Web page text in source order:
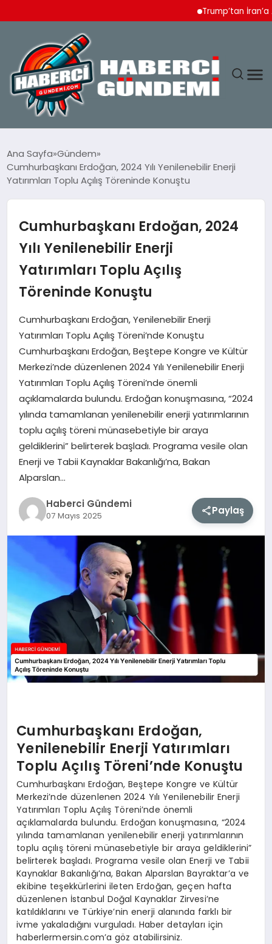
Trump’tan İran’a Ağır
YAŞAM
DÜNYA
EĞITIM
SAĞLIK
TEKNOLOJI
Ana Sayfa Gündem
Cumhurbaşkanı Erdoğan, 2024 Yılı Yenilenebilir Enerji
Yatırımları Toplu Açılış Töreninde Konuştu
Cumhurbaşkanı Erdoğan, 2024
Yılı Yenilenebilir Enerji
Yatırımları Toplu Açılış
Töreninde Konuştu
Cumhurbaşkanı Erdoğan, Yenilenebilir Enerji
Yatırımları Toplu Açılış Töreni’nde Konuştu
Cumhurbaşkanı Erdoğan, Beştepe Kongre ve Kültür
Merkezi’nde düzenlenen 2024 Yılı Yenilenebilir Enerji
Yatırımları Toplu Açılış Töreni’nde önemli
açıklamalarda bulundu. Erdoğan konuşmasına, “2024
yılında tamamlanan yenilenebilir enerji yatırımlarının
toplu açılış töreni münasebetiyle bir araya
geldiklerini” belirterek başladı. Programa vesile olan
Enerji ve Tabii Kaynaklar Bakanlığı’na, Bakan
Alparslan…
Haberci Gündemi
07 Mayıs 2025 Paylaş
Cumhurbaşkanı Erdoğan,
Yenilenebilir Enerji Yatırımları
Toplu Açılış Töreni’nde Konuştu
Cumhurbaşkanı Erdoğan, Beştepe Kongre ve Kültür
Merkezi’nde düzenlenen 2024 Yılı Yenilenebilir Enerji
Yatırımları Toplu Açılış Töreni’nde önemli
açıklamalarda bulundu. Erdoğan konuşmasına, “2024
yılında tamamlanan yenilenebilir enerji yatırımlarının
toplu açılış töreni münasebetiyle bir araya geldiklerini”
belirterek başladı. Programa vesile olan Enerji ve Tabii
Kaynaklar Bakanlığı’na, Bakan Alparslan Bayraktar’a ve
ekibine teşekkürlerini ileten Erdoğan, geçen hafta
düzenlenen İstanbul Doğal Kaynaklar Zirvesi’ne
katıldıklarını ve Türkiye’nin enerji alanında farklı bir
ivme yakaladığını vurguladı. Haber detayları için
haberlermersin.com’a göz atabilirsiniz.